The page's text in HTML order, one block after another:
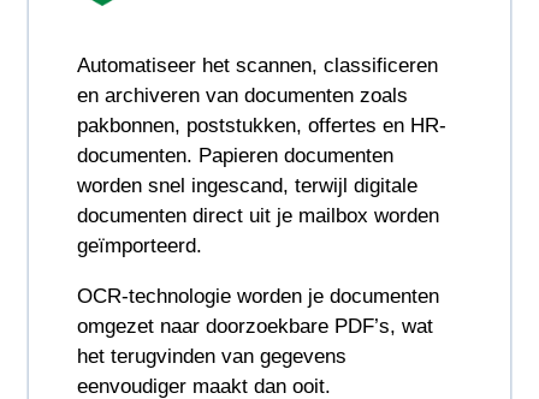
Automatiseer het scannen, classificeren
en archiveren van documenten zoals
pakbonnen, poststukken, offertes en HR-
documenten. Papieren documenten
worden snel ingescand, terwijl digitale
documenten direct uit je mailbox worden
geïmporteerd.
OCR-technologie worden je documenten
omgezet naar doorzoekbare PDF’s, wat
het terugvinden van gegevens
eenvoudiger maakt dan ooit.